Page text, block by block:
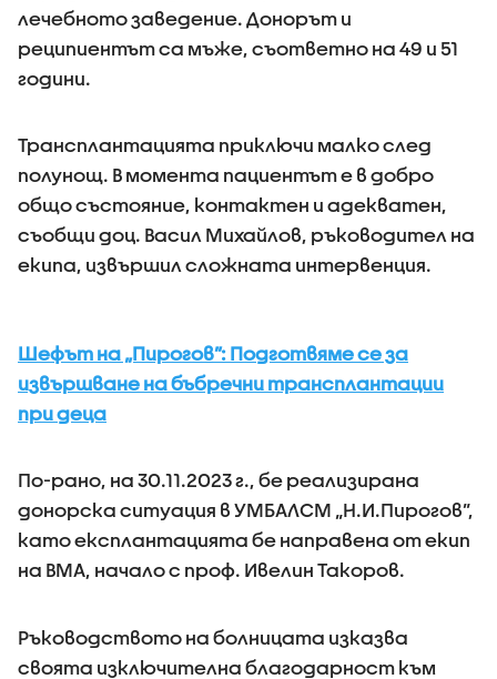
лечебното заведение. Донорът и
реципиентът са мъже, съответно на 49 и 51
години.
Трансплантацията приключи малко след
полунощ. В момента пациентът е в добро
общо състояние, контактен и адекватен,
съобщи доц. Васил Михайлов, ръководител на
екипа, извършил сложната интервенция.
Шефът на „Пирогов”: Подготвяме се за
извършване на бъбречни трансплантации
при деца
По-рано, на 30.11.2023 г., бе реализирана
донорска ситуация в УМБАЛСМ „Н.И.Пирогов”,
като експлантацията бе направена от екип
на ВМА, начало с проф. Ивелин Такоров.
Ръководството на болницата изказва
своята изключителна благодарност към